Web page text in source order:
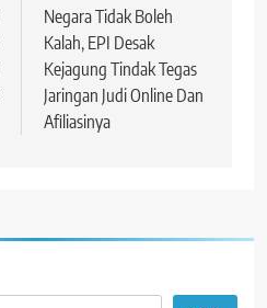
Negara Tidak Boleh
Kalah, EPI Desak
Kejagung Tindak Tegas
Jaringan Judi Online Dan
Afiliasinya